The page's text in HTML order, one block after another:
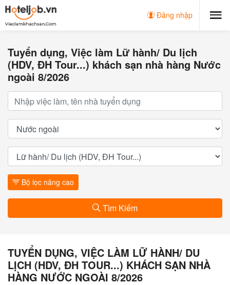
Đăng nhập
Tuyển dụng, Việc làm Lữ hành/ Du lịch
(HDV, ĐH Tour...) khách sạn nhà hàng Nước
ngoài 8/2026
Bộ lọc nâng cao
Tìm Kiếm
TUYỂN DỤNG, VIỆC LÀM LỮ HÀNH/ DU
LỊCH (HDV, ĐH TOUR...) KHÁCH SẠN NHÀ
HÀNG NƯỚC NGOÀI 8/2026